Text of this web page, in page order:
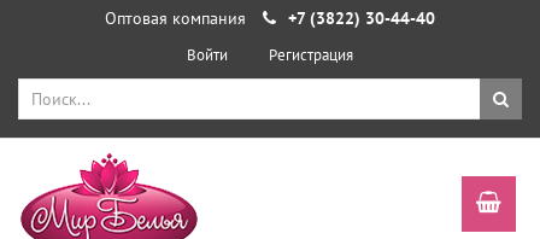
Оптовая компания +7 (3822) 30-44-40
Войти Регистрация